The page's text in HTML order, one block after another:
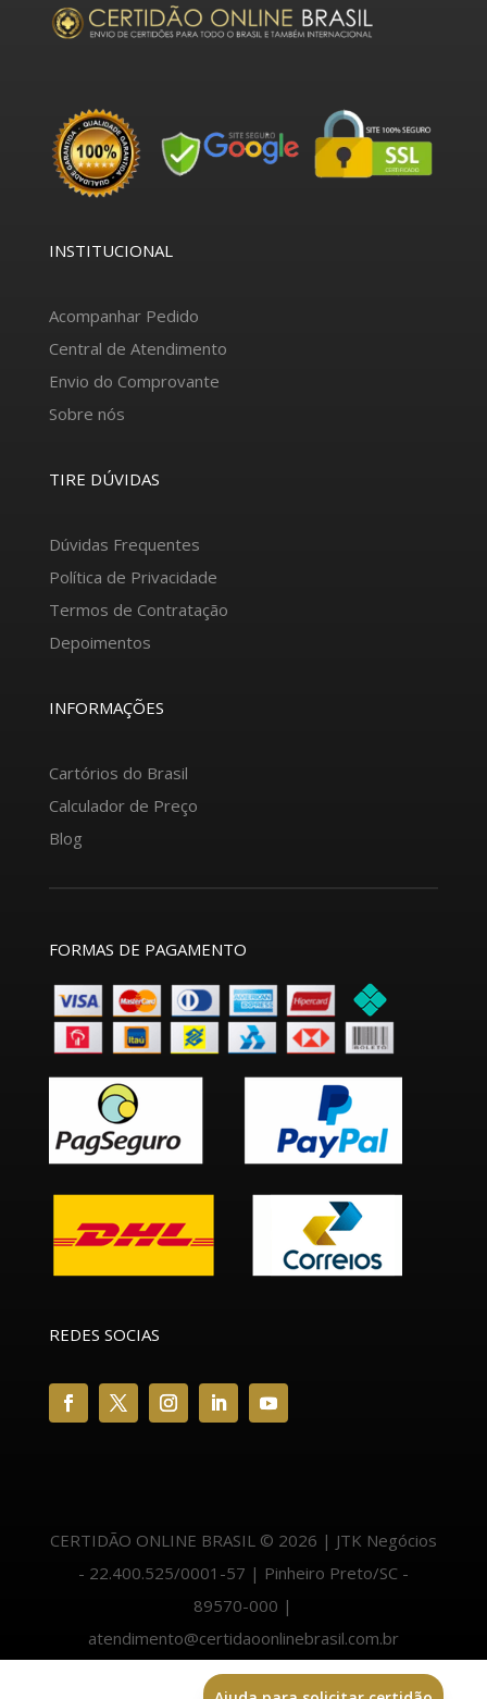
INSTITUCIONAL
Acompanhar Pedido
Central de Atendimento
Envio do Comprovante
Sobre nós
TIRE DÚVIDAS
Dúvidas Frequentes
Política de Privacidade
Termos de Contratação
Depoimentos
INFORMAÇÕES
Cartórios do Brasil
Calculador de Preço
Blog
FORMAS DE PAGAMENTO
REDES SOCIAS
CERTIDÃO ONLINE BRASIL © 2026 | JTK Negócios
- 22.400.525/0001-57 | Pinheiro Preto/SC -
89570-000 |
atendimento@certidaoonlinebrasil.com.br